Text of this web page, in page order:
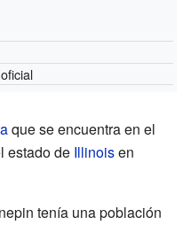
que se encuentra en el
estado de Illinoisen
tenía una población